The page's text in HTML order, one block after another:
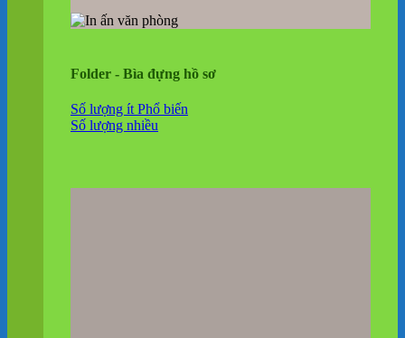
Folder - Bìa đựng hồ sơ
Số lượng ít
Số lượng nhiều